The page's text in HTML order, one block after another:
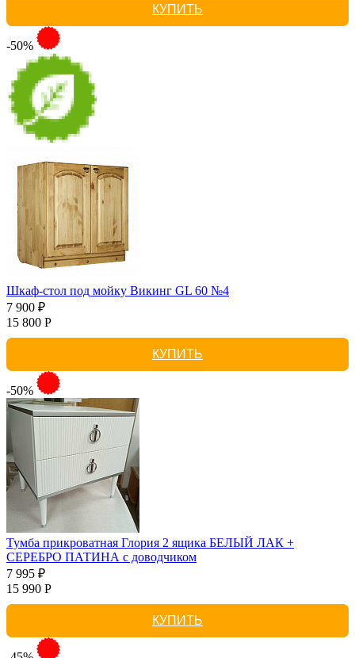
КУПИТЬ
-50%
Шкаф-стол под мойку Викинг GL 60 №4
7 900 ₽
15 800 Р
КУПИТЬ
-50%
Тумба прикроватная Глория 2 ящика БЕЛЫЙ ЛАК +
СЕРЕБРО ПАТИНА с доводчиком
7 995 ₽
15 990 Р
КУПИТЬ